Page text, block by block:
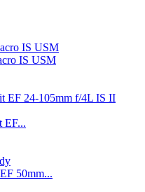
IS USM
EF...
50mm...